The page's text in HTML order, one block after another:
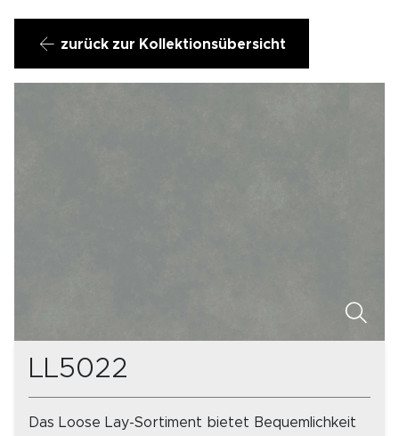
zurück zur Kollektionsübersicht
LL5022
Das Loose Lay-Sortiment bietet Bequemlichkeit